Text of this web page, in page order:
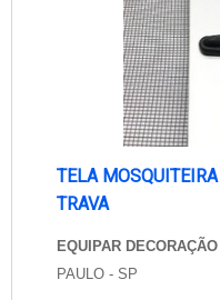
TELA
TRAVA
EQUIPAR
PAULO - SP